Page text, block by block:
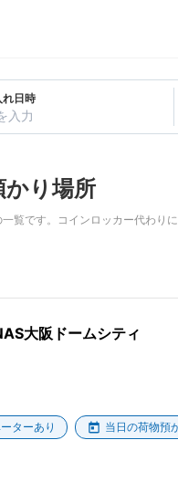
れ日時
入力
かり場所
覧です。コインロッカー代わり
大阪ドームシティ
ターあり 当日の荷物預